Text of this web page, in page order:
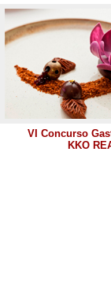
VI Concurso
KKO